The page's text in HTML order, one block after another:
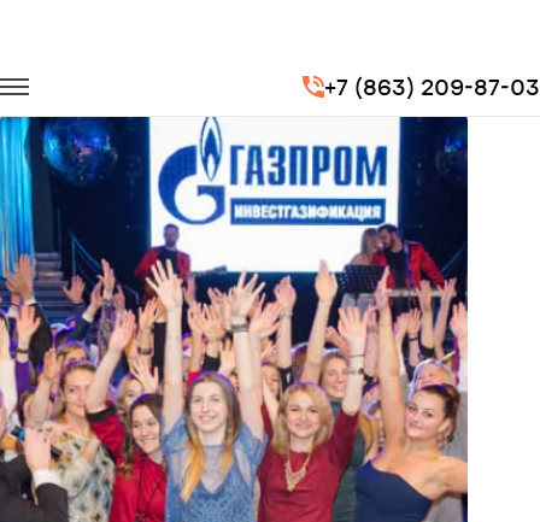
+7 (863) 209-87-03
Корпоративные перевозки
Корпоратив компании «Газпром»